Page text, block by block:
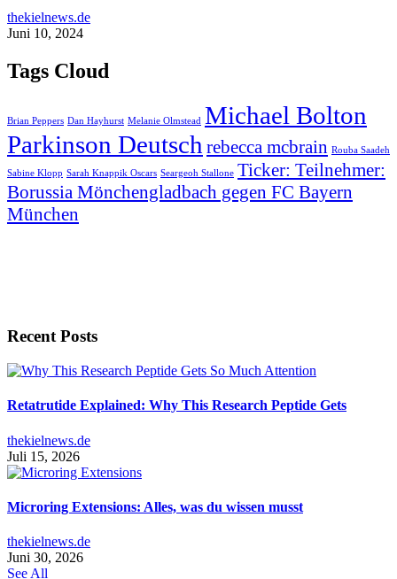
thekielnews.de
Juni 10, 2024
Tags Cloud
Brian Peppers Dan Hayhurst Melanie Olmstead Michael Bolton
Parkinson Deutsch rebecca mcbrain Rouba Saadeh
Sabine Klopp Sarah Knappik Oscars Seargeoh Stallone Ticker: Teilnehmer:
Borussia Mönchengladbach gegen FC Bayern
München
Recent Posts
Retatrutide Explained: Why This Research Peptide Gets
thekielnews.de
Juli 15, 2026
Microring Extensions: Alles, was du wissen musst
thekielnews.de
Juni 30, 2026
See All